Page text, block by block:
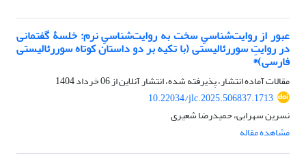
عبور از روایت‌شناسیِ سخت به روایت‌شناسیِ نرم: خلسۀ گفتمانی
در روایتِ سوررئالیستی (با تکیه بر دو داستان کوتاه سوررئالیستی
فارسی)*
مقالات آماده انتشار، پذیرفته شده، انتشار آنلاین از06 خرداد 1404
10.22034/jlc.2025.506837.1713
نسرین سهرابی، حمیدرضا شعیری
مشاهده مقاله